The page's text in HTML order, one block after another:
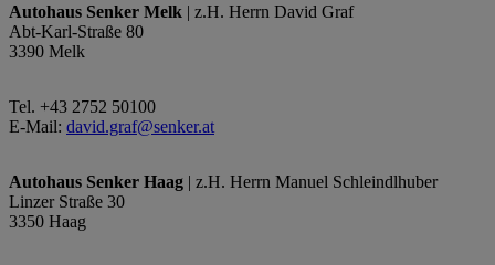
Autohaus Senker Melk | z.H. Herrn David Graf
Abt-Karl-Straße 80
3390 Melk
Tel. +43 2752 50100
E-Mail: david.graf@senker.at
Autohaus Senker Haag | z.H. Herrn Manuel Schleindlhuber
Linzer Straße 30
3350 Haag